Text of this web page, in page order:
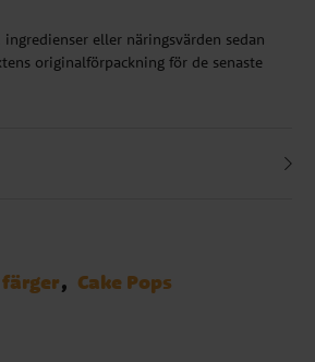
eller näringsvärden sedan
originalförpackning för de senaste
Cake Pops